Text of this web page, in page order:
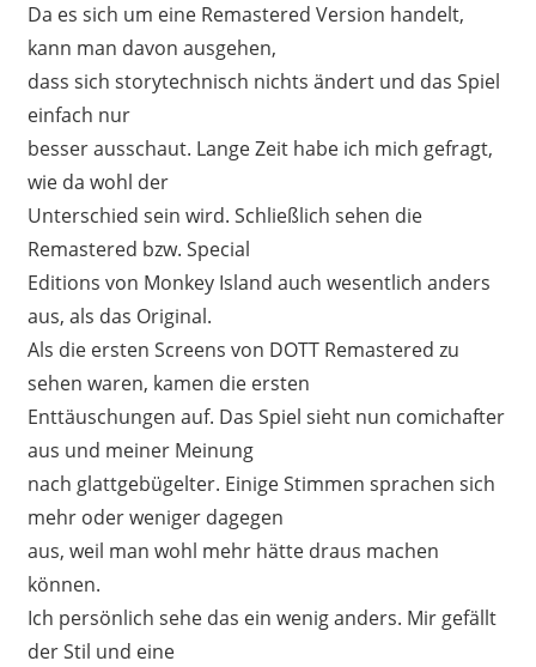
Da es sich um eine Remastered Version handelt,
kann man davon ausgehen,
dass sich storytechnisch nichts ändert und das Spiel
einfach nur
besser ausschaut. Lange Zeit habe ich mich gefragt,
wie da wohl der
Unterschied sein wird. Schließlich sehen die
Remastered bzw. Special
Editions von Monkey Island auch wesentlich anders
aus, als das Original.
Als die ersten Screens von DOTT Remastered zu
sehen waren, kamen die ersten
Enttäuschungen auf. Das Spiel sieht nun comichafter
aus und meiner Meinung
nach glattgebügelter. Einige Stimmen sprachen sich
mehr oder weniger dagegen
aus, weil man wohl mehr hätte draus machen
können.
Ich persönlich sehe das ein wenig anders. Mir gefällt
der Stil und eine